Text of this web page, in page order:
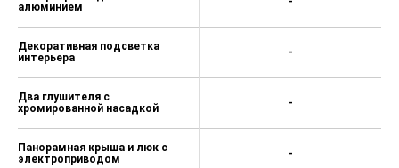
алюминием
Декоративная подсветка
интерьера
Два глушителя с
хромированной насадкой
Панорамная крыша и люк с
электроприводом
-
-
-